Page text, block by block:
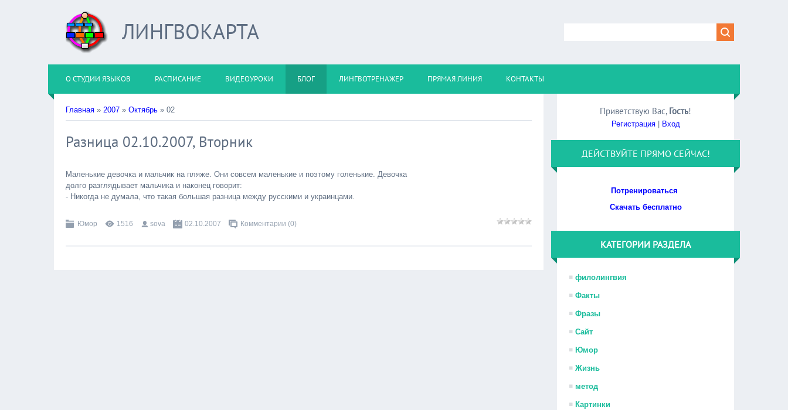
ЛИНГВОКАРТА
О СТУДИИ ЯЗЫКОВ РАСПИСАНИЕ ВИДЕОУРОКИ БЛОГ ЛИНГВОТРЕНАЖЕР ПРЯМАЯ ЛИНИЯ КОНТАКТЫ
Главная » 2007 » Октябрь » 02
Разница 02.10.2007, Вторник
Маленькие девочка и мальчик на пляже. Они совсем маленькие и поэтому голенькие. Девочка
долго разглядывает мальчика и наконец говорит:
- Никогда не думала, что такая большая разница между русскими и украинцами.
Юмор 1516 sova 02.10.2007 Комментарии (0)
Приветствую Вас, Гость!
Регистрация| Вход
ДЕЙСТВУЙТЕ ПРЯМО СЕЙЧАС!
Потренироваться
Скачать бесплатно
КАТЕГОРИИ РАЗДЕЛА
филолингвия
Факты
Фразы
Сайт
Юмор
Жизнь
метод
Картинки